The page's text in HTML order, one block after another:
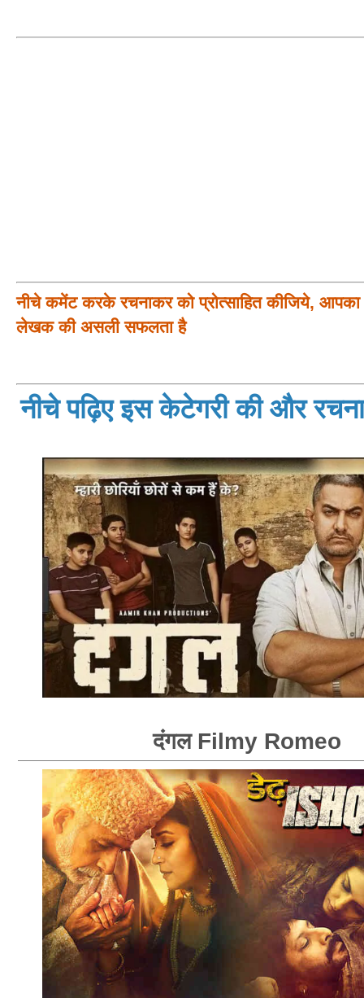
नीचे कमेंट करके रचनाकर को प्रोत्साहित कीजिये, आपका
लेखक की असली सफलता है
नीचे पढ़िए इस केटेगरी की और
दंगल Filmy Romeo